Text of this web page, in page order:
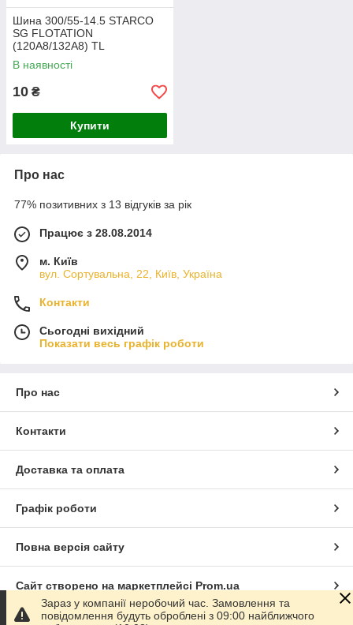
Шина 300/55-14.5 STARCO
SG FLOTATION
(120A8/132A8) TL
В наявності
10 ₴
Купити
Про нас
77% позитивних з 13 відгуків за рік
Працює з 28.08.2014
м. Київ
вул. Сортувальна, 22, Київ, Україна
Контакти
Сьогодні вихідний
Показати весь графік роботи
Про нас
Контакти
Доставка та оплата
Графік роботи
Повна версія сайту
Сайт створено на маркетплейсі Prom.ua
Зараз у компанії неробочий час. Замовлення та
повідомлення будуть оброблені з 09:00 найближчого